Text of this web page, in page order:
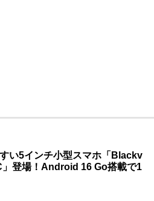
い5インチ小型スマホ「Blackv
」登場！Android 16 Go搭載で1